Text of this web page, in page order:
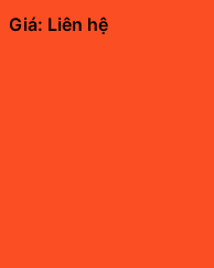
Giá: Liên hệ